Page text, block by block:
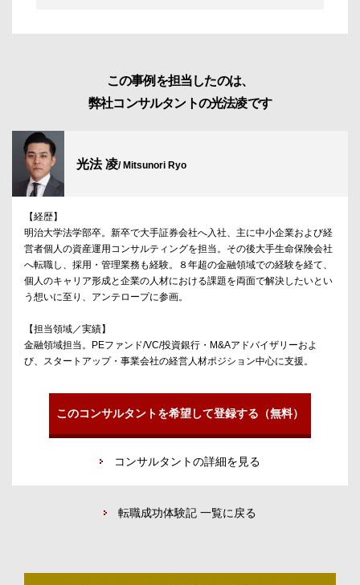
この事例を担当したのは、
弊社コンサルタントの光法凌です
光法 凌/ Mitsunori Ryo
【経歴】
明治大学法学部卒。新卒で大手証券会社へ入社、主に中小企業および経
営者個人の資産運用コンサルティングを担当。その後大手生命保険会社
へ転職し、採用・管理業務も経験。８年超の金融領域での経験を経て、
個人のキャリア形成と企業の人材における課題を両面で解決したいとい
う想いに至り、アンテロープに参画。
【担当領域／実績】
金融領域担当。PEファンド/VC/投資銀行・M&Aアドバイザリーおよ
び、スタートアップ・事業会社の経営人材ポジション中心に支援。
このコンサルタントを希望して登録する（無料）
コンサルタントの詳細を見る
転職成功体験記 一覧に戻る